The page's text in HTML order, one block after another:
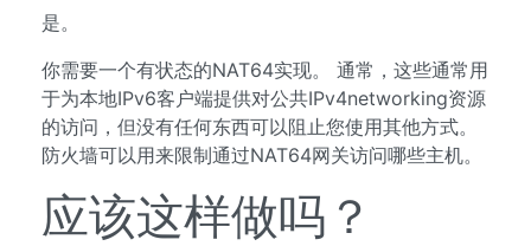
是。
你需要一个有状态的NAT64实现。 通常，这些通常用
于为本地IPv6客户端提供对公共IPv4networking资源
的访问，但没有任何东西可以阻止您使用其他方式。
防火墙可以用来限制通过NAT64网关访问哪些主机。
应该这样做吗？